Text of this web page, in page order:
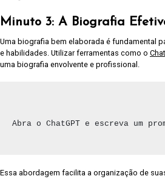
Minuto 3: A Biografia
Uma biografia bem elaborada é fundamental
e habilidades. Utilizar ferramentas como o
uma biografia envolvente e profissional.
Abra o ChatGPT e escreva
Essa abordagem facilita a organização de